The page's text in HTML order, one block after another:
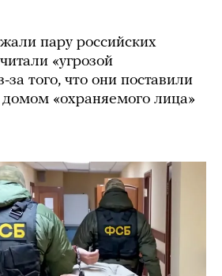
пару российских
«угрозой
за того, что они поставили
«охраняемого лица»